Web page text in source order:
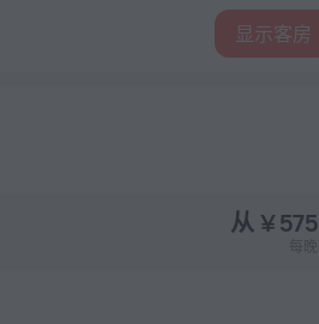
显示客房
从 ¥ 575